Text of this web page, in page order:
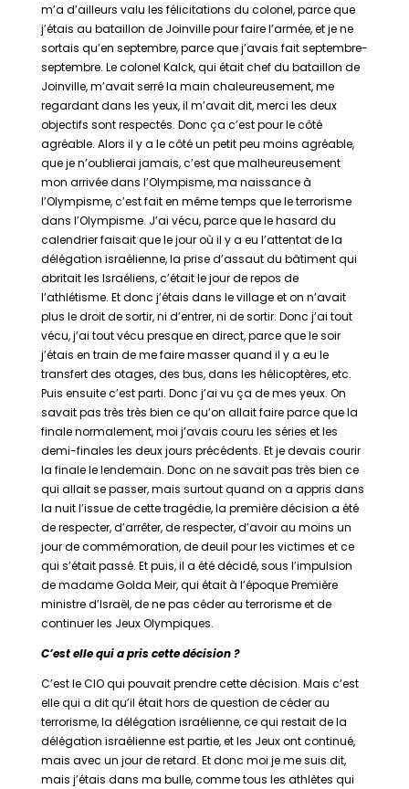
m’a d’ailleurs valu les félicitations du colonel, parce que
j’étais au bataillon de Joinville pour faire l’armée, et je ne
sortais qu’en septembre, parce que j’avais fait septembre-
septembre. Le colonel Kalck, qui était chef du bataillon de
Joinville, m’avait serré la main chaleureusement, me
regardant dans les yeux, il m’avait dit, merci les deux
objectifs sont respectés. Donc ça c’est pour le côté
agréable. Alors il y a le côté un petit peu moins agréable,
que je n’oublierai jamais, c’est que malheureusement
mon arrivée dans l’Olympisme, ma naissance à
l’Olympisme, c’est fait en même temps que le terrorisme
dans l’Olympisme. J’ai vécu, parce que le hasard du
calendrier faisait que le jour où il y a eu l’attentat de la
délégation israélienne, la prise d’assaut du bâtiment qui
abritait les Israéliens, c’était le jour de repos de
l’athlétisme. Et donc j’étais dans le village et on n’avait
plus le droit de sortir, ni d’entrer, ni de sortir. Donc j’ai tout
vécu, j’ai tout vécu presque en direct, parce que le soir
j’étais en train de me faire masser quand il y a eu le
transfert des otages, des bus, dans les hélicoptères, etc.
Puis ensuite c’est parti. Donc j’ai vu ça de mes yeux. On
savait pas très très bien ce qu’on allait faire parce que la
finale normalement, moi j’avais couru les séries et les
demi-finales les deux jours précédents. Et je devais courir
la finale le lendemain. Donc on ne savait pas très bien ce
qui allait se passer, mais surtout quand on a appris dans
la nuit l’issue de cette tragédie, la première décision a été
de respecter, d’arrêter, de respecter, d’avoir au moins un
jour de commémoration, de deuil pour les victimes et ce
qui s’était passé. Et puis, il a été décidé, sous l’impulsion
de madame Golda Meir, qui était à l’époque Première
ministre d’Israël, de ne pas céder au terrorisme et de
continuer les Jeux Olympiques.
C’est elle qui a pris cette décision ?
C’est le CIO qui pouvait prendre cette décision. Mais c’est
elle qui a dit qu’il était hors de question de céder au
terrorisme, la délégation israélienne, ce qui restait de la
délégation israélienne est partie, et les Jeux ont continué,
mais avec un jour de retard. Et donc moi je me suis dit,
mais j’étais dans ma bulle, comme tous les athlètes qui